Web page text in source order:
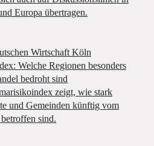
Europa übertragen.
Wirtschaft Köln
Welche Regionen besonders
bedroht sind
zeigt, wie stark
und Gemeinden künftig vom
sind.